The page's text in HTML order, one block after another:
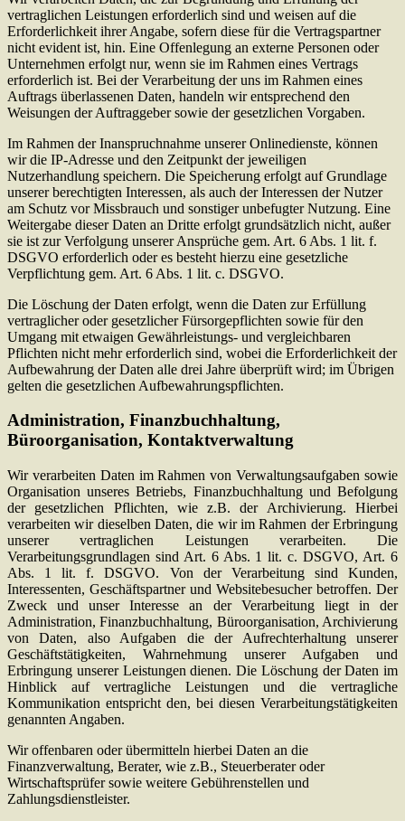
vertraglichen Leistungen erforderlich sind und weisen auf die
Erforderlichkeit ihrer Angabe, sofern diese für die Vertragspartner
nicht evident ist, hin. Eine Offenlegung an externe Personen oder
Unternehmen erfolgt nur, wenn sie im Rahmen eines Vertrags
erforderlich ist. Bei der Verarbeitung der uns im Rahmen eines
Auftrags überlassenen Daten, handeln wir entsprechend den
Weisungen der Auftraggeber sowie der gesetzlichen Vorgaben.
Im Rahmen der Inanspruchnahme unserer Onlinedienste, können
wir die IP-Adresse und den Zeitpunkt der jeweiligen
Nutzerhandlung speichern. Die Speicherung erfolgt auf Grundlage
unserer berechtigten Interessen, als auch der Interessen der Nutzer
am Schutz vor Missbrauch und sonstiger unbefugter Nutzung. Eine
Weitergabe dieser Daten an Dritte erfolgt grundsätzlich nicht, außer
sie ist zur Verfolgung unserer Ansprüche gem. Art. 6 Abs. 1 lit. f.
DSGVO erforderlich oder es besteht hierzu eine gesetzliche
Verpflichtung gem. Art. 6 Abs. 1 lit. c. DSGVO.
Die Löschung der Daten erfolgt, wenn die Daten zur Erfüllung
vertraglicher oder gesetzlicher Fürsorgepflichten sowie für den
Umgang mit etwaigen Gewährleistungs- und vergleichbaren
Pflichten nicht mehr erforderlich sind, wobei die Erforderlichkeit der
Aufbewahrung der Daten alle drei Jahre überprüft wird; im Übrigen
gelten die gesetzlichen Aufbewahrungspflichten.
Administration, Finanzbuchhaltung,
Büroorganisation, Kontaktverwaltung
Wir verarbeiten Daten im Rahmen von Verwaltungsaufgaben sowie
Organisation unseres Betriebs, Finanzbuchhaltung und Befolgung
der gesetzlichen Pflichten, wie z.B. der Archivierung. Hierbei
verarbeiten wir dieselben Daten, die wir im Rahmen der Erbringung
unserer vertraglichen Leistungen verarbeiten. Die
Verarbeitungsgrundlagen sind Art. 6 Abs. 1 lit. c. DSGVO, Art. 6
Abs. 1 lit. f. DSGVO. Von der Verarbeitung sind Kunden,
Interessenten, Geschäftspartner und Websitebesucher betroffen. Der
Zweck und unser Interesse an der Verarbeitung liegt in der
Administration, Finanzbuchhaltung, Büroorganisation, Archivierung
von Daten, also Aufgaben die der Aufrechterhaltung unserer
Geschäftstätigkeiten, Wahrnehmung unserer Aufgaben und
Erbringung unserer Leistungen dienen. Die Löschung der Daten im
Hinblick auf vertragliche Leistungen und die vertragliche
Kommunikation entspricht den, bei diesen Verarbeitungstätigkeiten
genannten Angaben.
Wir offenbaren oder übermitteln hierbei Daten an die
Finanzverwaltung, Berater, wie z.B., Steuerberater oder
Wirtschaftsprüfer sowie weitere Gebührenstellen und
Zahlungsdienstleister.